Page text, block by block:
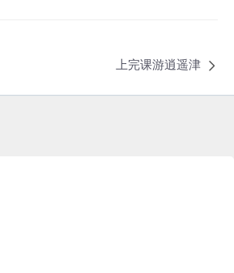
上完课游逍遥津